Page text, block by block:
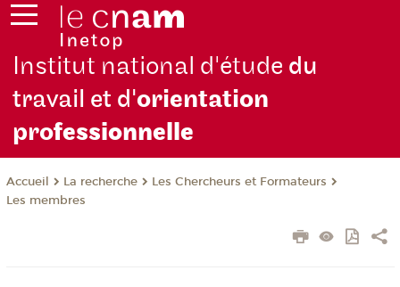
Institut national d'étude du
travail et d'orientation
professionnelle
Accueil La recherche
Les Chercheurs et Formateurs
Les membres